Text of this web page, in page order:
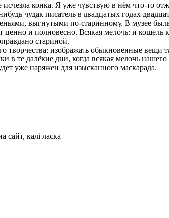
исчезла конка. Я уже чувствую в нём что-то
чудак писатель в двадцатых годах
выгнутыми по-старинному. В музее
ценно и полновесно. Всякая мелочь: и
стариной.
творчества: изображать обыкновенные вещи
в те далёкие дни, когда всякая мелочь
уже наряжен для изысканного маскарада.
сайт, калі ласка